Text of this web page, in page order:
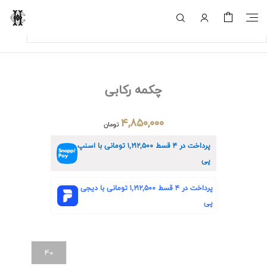
چکمه رکابی
۴,۸۵۰,۰۰۰ تومان
پرداخت در ۴ قسط ۱,۲۱۲,۵۰۰تومانی با اسنپ
پی
پرداخت در ۴ قسط ۱,۲۱۲,۵۰۰تومانی با دیجی
پی
40